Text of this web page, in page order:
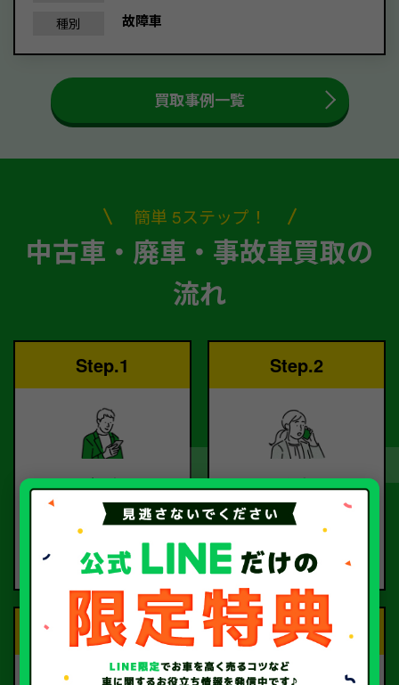
種別 故障車
買取事例一覧
簡単 5ステップ！
中古車・廃車・事故車買取の
流れ
Step.1
ご依頼
お電話または査定フォー
ご依頼ください。
Step.2
査定
査定のプロが
お電話で回答いたしま
す。
Step.3 Step.4